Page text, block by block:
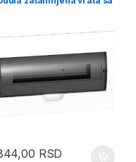
RSD